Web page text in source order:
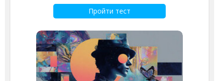
Пройти тест